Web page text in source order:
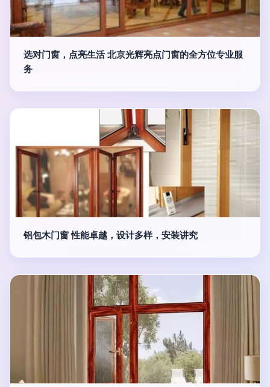
选对门窗，点亮生活 北京光辉亮点门窗的全方位专业服
务
铝包木门窗 性能卓越，设计多样，安装讲究